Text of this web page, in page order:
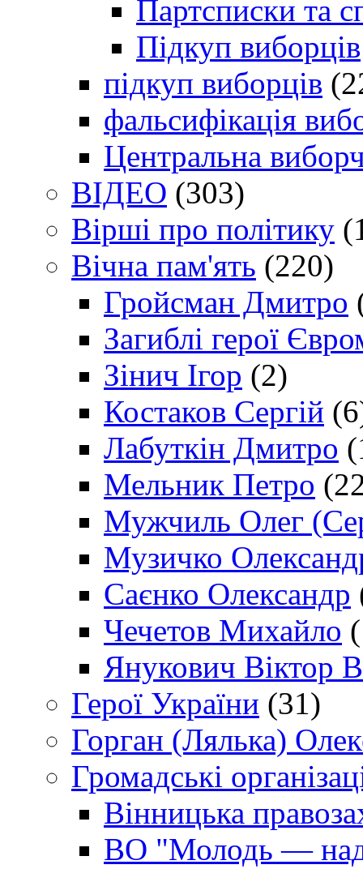
Партсписки та
Підкуп виборців
підкуп виборців
фальсифікація
Центральна
ВІДЕО (303)
Вірші про політику
Вічна пам'ять (220)
Гройсман Дмитро
Загиблі герої
Зінич Ігор (2)
Костаков Сергій
Лабуткін Дмитро
Мельник Петро
Мужчиль Олег
Музичко
Саєнко Олександр
Чечетов Михайло
Янукович Віктор
Герої України (31)
Горган (Лялька)
Громадські
Вінницька
ВО "Молодь —